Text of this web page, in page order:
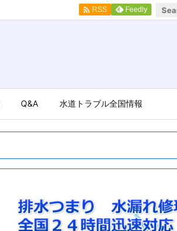
Q&A 水道トラブル全国情報
 RSS Feedly